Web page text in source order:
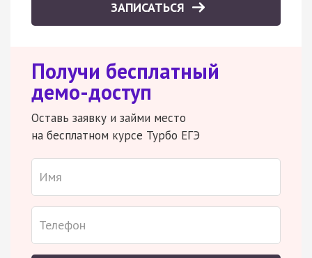
ЗАПИСАТЬСЯ
Получи бесплатный
демо-доступ
Оставь заявку и займи место
на бесплатном курсе Турбо ЕГЭ